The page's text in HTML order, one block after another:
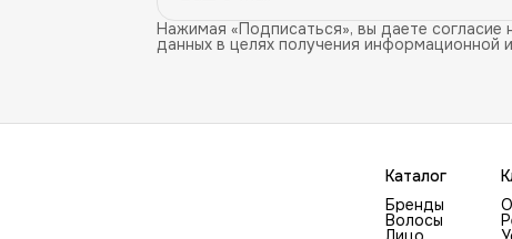
Нажимая «Подписаться», вы даете согласие
данных в целях получения информационной
Каталог
Бренды
Волосы